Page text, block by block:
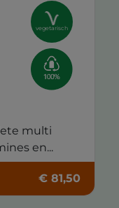
vegetarisch
multi
en...
€ 81,50